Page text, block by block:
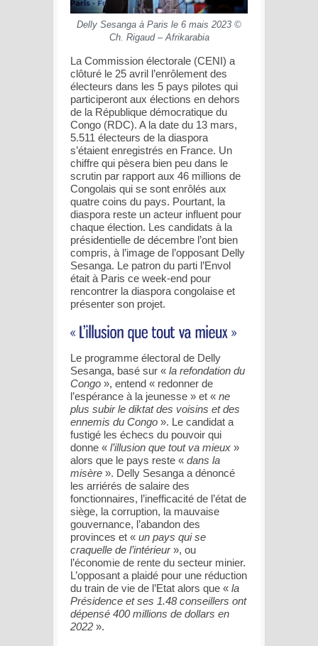
Delly Sesanga à Paris le 6 mais 2023 ©
Ch. Rigaud – Afrikarabia
La Commission électorale (CENI) a
clôturé le 25 avril l’enrôlement des
électeurs dans les 5 pays pilotes qui
participeront aux élections en dehors
de la République démocratique du
Congo (RDC). A la date du 13 mars,
5.511 électeurs de la diaspora
s’étaient enregistrés en France. Un
chiffre qui pèsera bien peu dans le
scrutin par rapport aux 46 millions de
Congolais qui se sont enrôlés aux
quatre coins du pays. Pourtant, la
diaspora reste un acteur influent pour
chaque élection. Les candidats à la
présidentielle de décembre l’ont bien
compris, à l’image de l’opposant Delly
Sesanga. Le patron du parti l’Envol
était à Paris ce week-end pour
rencontrer la diaspora congolaise et
présenter son projet.
Le programme électoral de Delly
Sesanga, basé sur « la refondation du
Congo », entend « redonner de
l’espérance à la jeunesse » et « ne
plus subir le diktat des voisins et des
ennemis du Congo ». Le candidat a
fustigé les échecs du pouvoir qui
donne « l’illusion que tout va mieux »
alors que le pays reste « dans la
misère ». Delly Sesanga a dénoncé
les arriérés de salaire des
fonctionnaires, l’inefficacité de l’état de
siège, la corruption, la mauvaise
gouvernance, l’abandon des
provinces et « un pays qui se
craquelle de l’intérieur», ou
l’économie de rente du secteur minier.
L’opposant a plaidé pour une réduction
du train de vie de l’Etat alors que « la
Présidence et ses 1.48 conseillers ont
dépensé 400 millions de dollars en
2022 ».